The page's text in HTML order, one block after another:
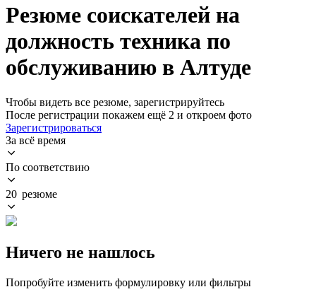
Резюме соискателей на
должность техника по
обслуживанию в Алтуде
Чтобы видеть все резюме, зарегистрируйтесь
После регистрации покажем ещё 2 и откроем фото
Зарегистрироваться
За всё время
По соответствию
20 резюме
Ничего не нашлось
Попробуйте изменить формулировку или фильтры